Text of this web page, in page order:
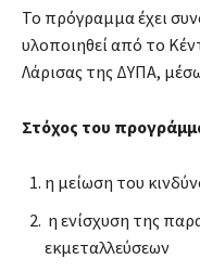
Το πρόγραμμα έχει
υλοποιηθεί από το
Λάρισας της ΔΥΠΑ,
Στόχος του
η μείωση του
η ενίσχυση της
εκμεταλλεύσεων